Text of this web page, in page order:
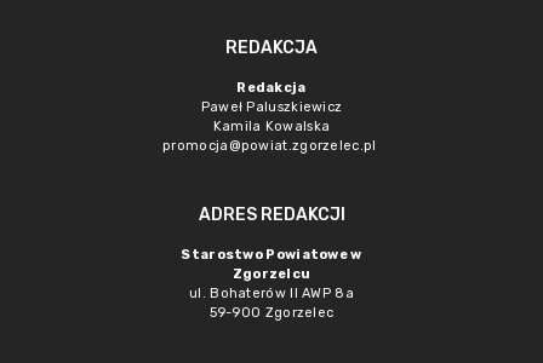
REDAKCJA
Redakcja
Paweł Paluszkiewicz
Kamila Kowalska
promocja@powiat.zgorzelec.pl
ADRES REDAKCJI
Starostwo Powiatowe w
Zgorzelcu
ul. Bohaterów II AWP 8a
59-900 Zgorzelec